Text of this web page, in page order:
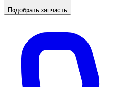
Подобрать запчасть